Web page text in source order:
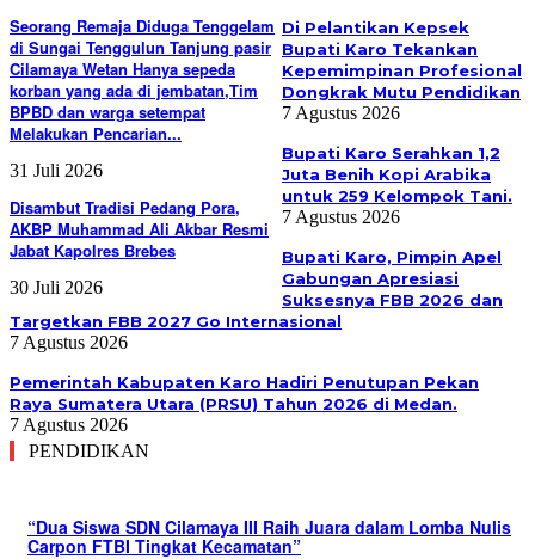
Seorang Remaja Diduga Tenggelam
di Sungai Tenggulun Tanjung pasir
Cilamaya Wetan Hanya sepeda
korban yang ada di jembatan,Tim
BPBD dan warga setempat
Melakukan Pencarian...
31 Juli 2026
Disambut Tradisi Pedang Pora,
AKBP Muhammad Ali Akbar Resmi
Jabat Kapolres Brebes
30 Juli 2026
Di Pelantikan Kepsek
Bupati Karo Tekankan
Kepemimpinan Profesional
Dongkrak Mutu Pendidikan
7 Agustus 2026
Bupati Karo Serahkan 1,2
Juta Benih Kopi Arabika
untuk 259 Kelompok Tani.
7 Agustus 2026
Bupati Karo, Pimpin Apel
Gabungan Apresiasi
Suksesnya FBB 2026 dan
Targetkan FBB 2027 Go Internasional
7 Agustus 2026
Pemerintah Kabupaten Karo Hadiri Penutupan Pekan
Raya Sumatera Utara (PRSU) Tahun 2026 di Medan.
7 Agustus 2026
PENDIDIKAN
“Dua Siswa SDN Cilamaya III Raih Juara dalam Lomba Nulis
Carpon FTBI Tingkat Kecamatan”